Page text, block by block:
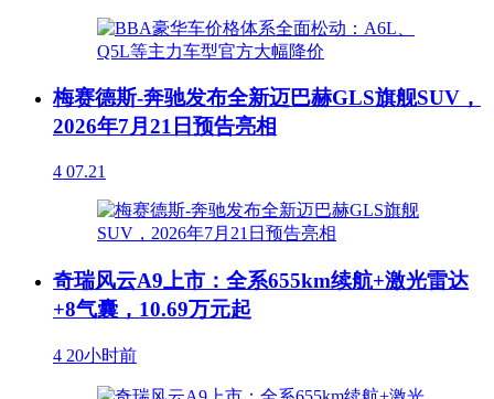
梅赛德斯-奔驰发布全新迈巴赫GLS旗舰SUV，
2026年7月21日预告亮相
4 07.21
奇瑞风云A9上市：全系655km续航+激光雷达
+8气囊，10.69万元起
4 20小时前